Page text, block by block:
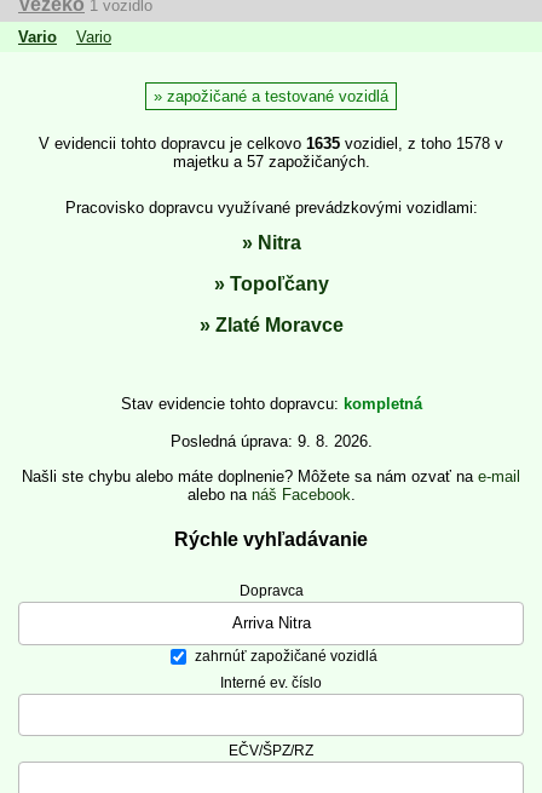
1 vozidlo
Vario
Vario
zapožičané a testované vozidlá
V evidencii tohto dopravcu je celkovo 1635 vozidiel, z toho 1578 v
majetku a 57 zapožičaných.
Pracovisko dopravcu využívané prevádzkovými vozidlami:
Nitra
Topoľčany
Zlaté Moravce
Stav evidencie tohto dopravcu kompletná
Posledná úprava: 9. 8. 2026.
Našli ste chybu alebo máte doplnenie? Môžete sa nám ozvať na e-mail
alebo na náš Facebook
Rýchle vyhľadávanie
Dopravca
zahrnúť zapožičané vozidlá
Interné ev. číslo
EČV/ŠPZ/RZ